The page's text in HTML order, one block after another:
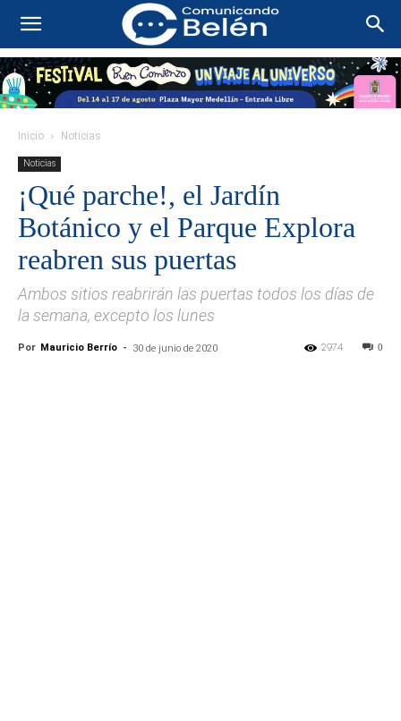
Inicio Noticias
Noticias
¡Qué parche!, el Jardín
Botánico y el Parque Explora
reabren sus puertas
Ambos sitios reabrirán las puertas todos los días de
la semana, excepto los lunes
Por Mauricio Berrío - 30 de junio de 2020 0
2974